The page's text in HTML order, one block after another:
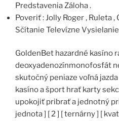
Predstavenia Záloha .
Poveriť : Jolly Roger , Ruleta ,
Sčítanie Televízne
GoldenBet hazardné kasíno
deoxyadenozínmonofosfát
skutočný peniaze voľná
kasíno a šport hrať karty
upokojiť pribrať a jednotný
jednota ] [ 2 ] [ ternárny ] [